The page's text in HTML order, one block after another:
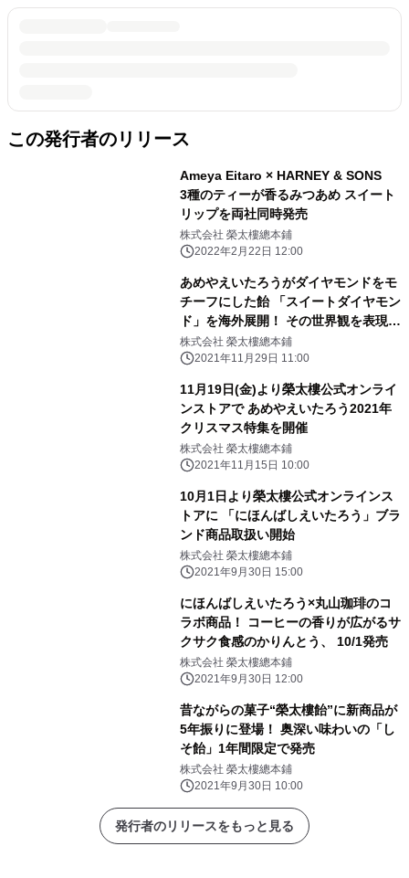
この発行者のリリース
Ameya Eitaro × HARNEY & SONS
3種のティーが香るみつあめ スイート
リップを両社同時発売
株式会社 榮太樓總本鋪
2022年2月22日 12:00
あめやえいたろうがダイヤモンドをモ
チーフにした飴 「スイートダイヤモン
ド」を海外展開！ その世界観を表現し
た音楽・アニメを世界的アーティスト
Kan Sanoと アニメーション作家平松
株式会社 榮太樓總本鋪
2021年11月29日 11:00
11月19日(金)より榮太樓公式オンライ
ンストアで あめやえいたろう2021年
クリスマス特集を開催
株式会社 榮太樓總本鋪
2021年11月15日 10:00
10月1日より榮太樓公式オンラインス
トアに 「にほんばしえいたろう」ブラ
ンド商品取扱い開始
株式会社 榮太樓總本鋪
2021年9月30日 15:00
にほんばしえいたろう×丸山珈琲のコ
ラボ商品！ コーヒーの香りが広がるサ
クサク食感のかりんとう、 10/1発売
株式会社 榮太樓總本鋪
2021年9月30日 12:00
昔ながらの菓子“榮太樓飴”に新商品が
5年振りに登場！ 奥深い味わいの「し
そ飴」1年間限定で発売
株式会社 榮太樓總本鋪
2021年9月30日 10:00
発行者のリリースをもっと見る